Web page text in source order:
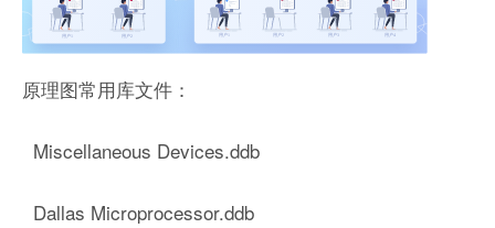
原理图常用库文件：
Miscellaneous Devices.ddb
Dallas Microprocessor.ddb